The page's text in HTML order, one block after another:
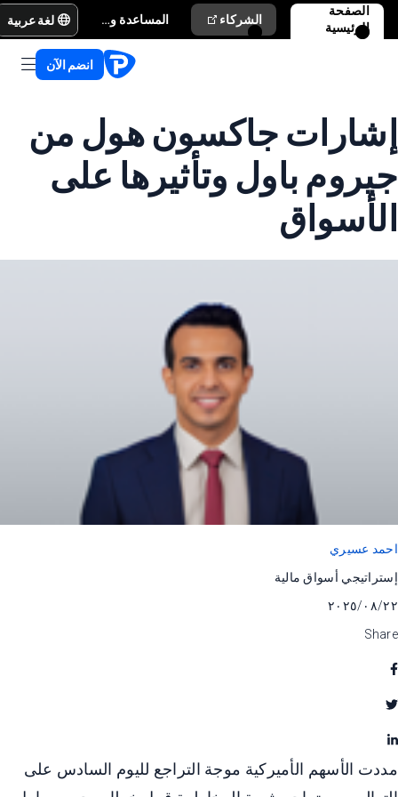
الصفحة
الرئيسية
الشركاء المساعدة والدعم لغة عربية
انضم الآن
إشارات جاكسون هول من
جيروم باول وتأثيرها على
الأسواق
احمد عسيري
إستراتيجي أسواق مالية
٢٢‏/٠٨‏/٢٠٢٥
Share
مددت الأسهم الأميركية موجة التراجع لليوم السادس على